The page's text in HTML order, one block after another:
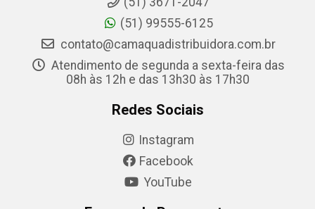
(51) 99555-6125
contato@camaquadistribuidora.com.br
Atendimento de segunda a sexta-feira das
08h às 12h e das 13h30 às 17h30
Redes Sociais
Instagram
Facebook
YouTube